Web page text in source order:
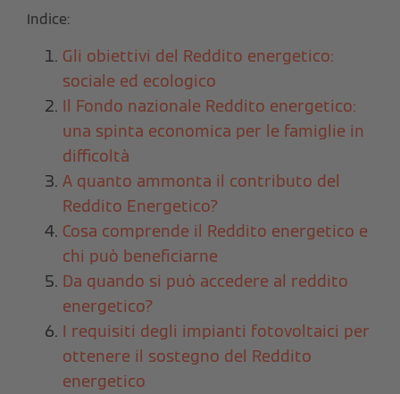
Indice:
Gli obiettivi del Reddito energetico:
sociale ed ecologico
Il Fondo nazionale Reddito energetico:
una spinta economica per le famiglie in
difficoltà
A quanto ammonta il contributo del
Reddito Energetico?
Cosa comprende il Reddito energetico e
chi può beneficiarne
Da quando si può accedere al reddito
energetico?
I requisiti degli impianti fotovoltaici per
ottenere il sostegno del Reddito
energetico